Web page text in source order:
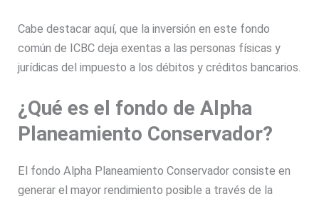
Cabe destacar aquí, que la inversión en este fondo
común de ICBC deja exentas a las personas físicas y
jurídicas del impuesto a los débitos y créditos bancarios.
¿Qué es el fondo de Alpha
Planeamiento Conservador?
El fondo Alpha Planeamiento Conservador consiste en
generar el mayor rendimiento posible a través de la